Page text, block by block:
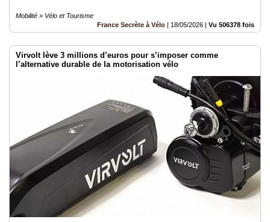
Mobilité » Vélo et Tourisme
France Secrète à Vélo | 18/05/2026 | Vu 506378 fois
Virvolt lève 3 millions d’euros pour s’imposer comme
l’alternative durable de la motorisation vélo